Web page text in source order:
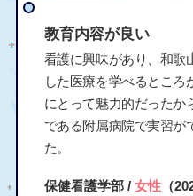
教育内容が良い
看護に興味があり、和歌
した医療を学べるところ
にとって魅力的だったか
である附属病院で実習が
た。
保健看護学部 / 女性（